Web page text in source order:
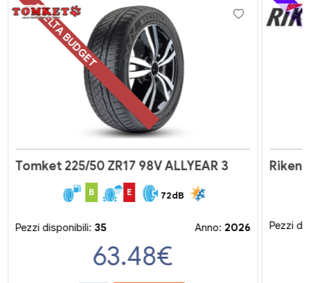
SCELTA BUDGET
Tomket 225/50 ZR17 98V ALLYEAR 3
B E 72dB
Pezzi disponibili: 35 Anno: 2026
63.48€
Riken
Pezzi